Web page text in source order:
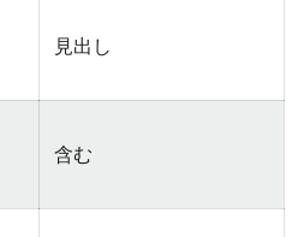
見出し
含む